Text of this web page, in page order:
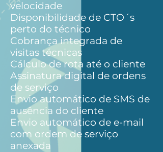
velocidade
Disponibilidade de CTO´s
perto do técnico
Cobrança integrada de
visitas técnicas
Cálculo de rota até o cliente
Assinatura digital de ordens
de serviço
Envio automático de SMS de
ausência do cliente
Envio automático de e-mail
com ordem de serviço
anexada